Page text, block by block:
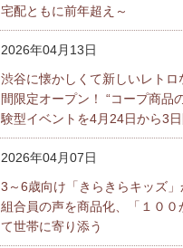
宅配ともに前年超え～
2026年04月13日
渋谷に懐かしくて新しいレト
間限定オープン！ “コープ商品
験型イベントを4月24日から3
2026年04月07日
3～6歳向け「きらきらキッズ
組合員の声を商品化、「１０
て世帯に寄り添う